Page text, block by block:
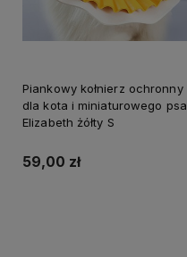
Piankowy kołnierz ochronny
dla kota i miniaturowego psa
Elizabeth żółty S
59,00 zł